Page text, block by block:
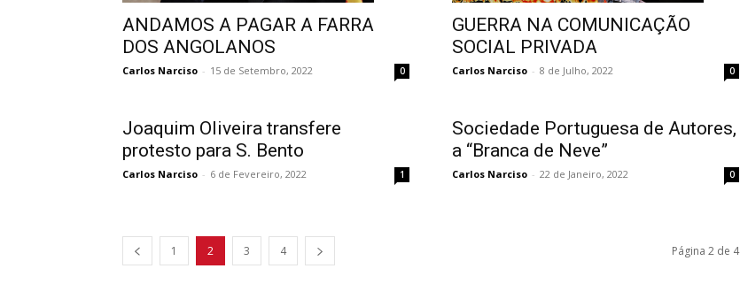
ANDAMOS A PAGAR A FARRA
DOS ANGOLANOS
Carlos Narciso - 15 de Setembro, 2022 0
GUERRA NA COMUNICAÇÃO
SOCIAL PRIVADA
Carlos Narciso - 8 de Julho, 2022 0
Joaquim Oliveira transfere
protesto para S. Bento
Carlos Narciso - 6 de Fevereiro, 2022 1
Sociedade Portuguesa de Autores,
a “Branca de Neve”
Carlos Narciso - 22 de Janeiro, 2022 0
1 2 3 4 Página 2 de 4